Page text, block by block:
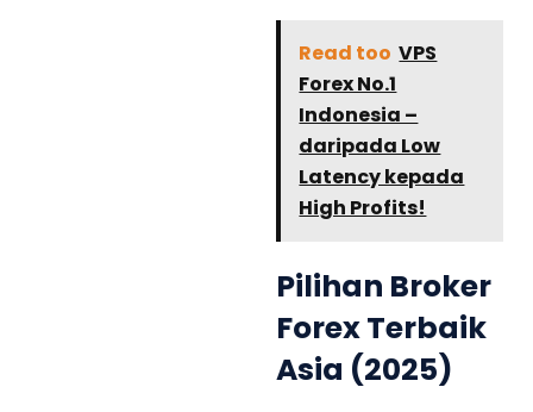
Read too VPS
Forex No.1
Indonesia –
daripada Low
Latency kepada
High Profits!
Pilihan Broker
Forex Terbaik
Asia (2025)